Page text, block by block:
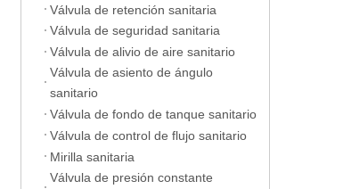
Válvula de retención sanitaria
Válvula de seguridad sanitaria
Válvula de alivio de aire sanitario
Válvula de asiento de ángulo
sanitario
Válvula de fondo de tanque sanitario
Válvula de control de flujo sanitario
Mirilla sanitaria
Válvula de presión constante